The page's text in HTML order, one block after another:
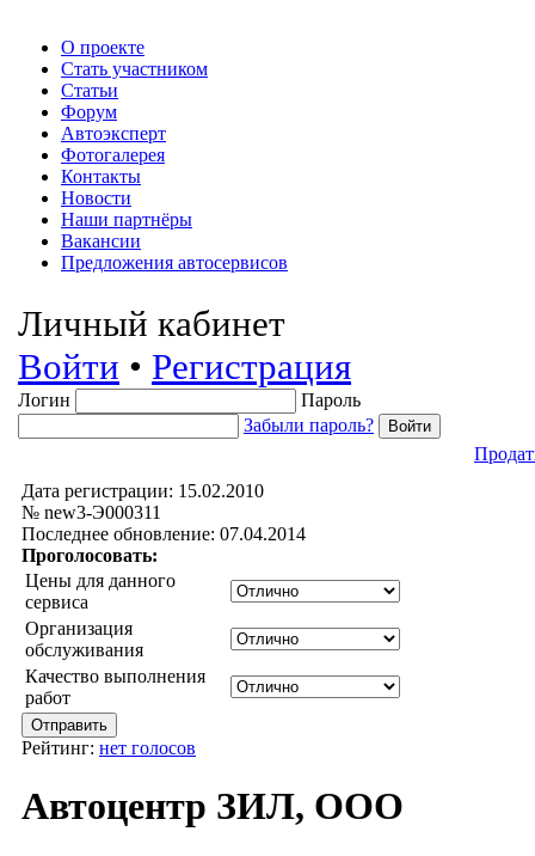
О проекте
Стать участником
Статьи
Форум
Автоэксперт
Фотогалерея
Контакты
Новости
Наши партнёры
Вакансии
Предложения автосервисов
Личный кабинет
Войти • Регистрация
Логин
Пароль
Забыли пароль?
Дата регистрации: 15.02.2010
№ new3-Э000311
Последнее обновление: 07.04.2014
Проголосовать:
Цены для данного
сервиса
Организация
обслуживания
Качество выполнения
работ
Рейтинг: нет голосов
Автоцентр ЗИЛ, ООО